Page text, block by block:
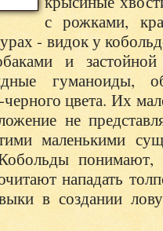
с рожками,
- видок у
и
гуманоиды,
цвета. Их
не
маленькими
понимают,
нападать
в создании